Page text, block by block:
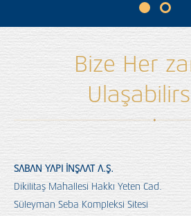
Bize Her
SABAN YAPI İNŞAAT A.Ş.
Dikilitaş Mahallesi Hakkı Yeten Cad.
Süleyman Seba Kompleksi Sitesi